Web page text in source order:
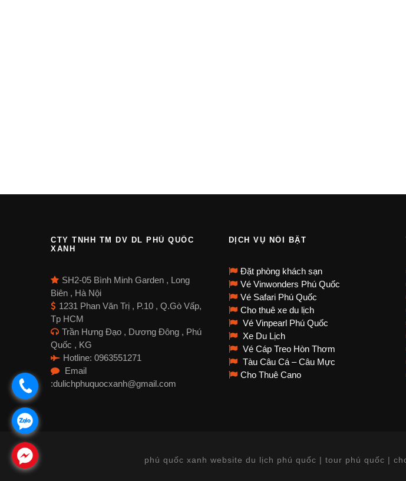
CTY TNHH TM DV DL PHÚ QUỐC
XANH
SH2-05 Bình Minh Garden , Long
Biên , Hà Nội
1231 Phan Văn Trị , P.10 , Q.Gò Vấp,
Tp HCM
Trần Hưng Đạo , Dương Đông , Phú
Quốc , KG
Hotline: 0963551271
Email
:dulichphuquocxanh@gmail.com
DỊCH VỤ NỔI BẬT
Đặt phòng khách sạn
Vé Vinwonders Phú Quốc
Vé Safari Phú Quốc
Cho thuê xe du lịch
Vé Vinpearl Phú Quốc
Xe Du Lịch
Vé Cáp Treo Hòn Thơm
Tàu Câu Cá – Câu Mực
Cho Thuê Cano
phú quốc xanh website du lịch phú quốc | tour phú quốc |
.
.
.